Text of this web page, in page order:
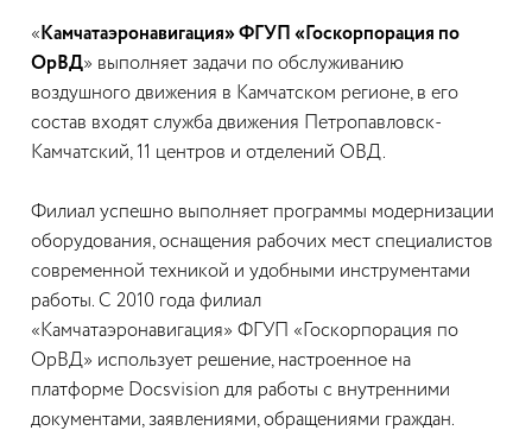
« Камчатаэронавигация» ФГУП «Госкорпорация по
ОрВД» выполняет задачи по обслуживанию
воздушного движения в Камчатском регионе, в его
состав входят служба движения Петропавловск-
Камчатский, 11 центров и отделений ОВД.
Филиал успешно выполняет программы модернизации
оборудования, оснащения рабочих мест специалистов
современной техникой и удобными инструментами
работы. С 2010 года филиал
«Камчатаэронавигация» ФГУП «Госкорпорация по
ОрВД» использует решение, настроенное на
платформе Docsvision для работы с внутренними
документами, заявлениями, обращениями граждан.